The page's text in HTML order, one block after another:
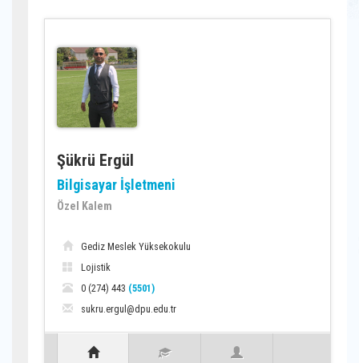
Şükrü Ergül
Bilgisayar İşletmeni
Özel Kalem
Gediz Meslek Yüksekokulu
Lojistik
0 (274) 443 (5501)
sukru.ergul@dpu.edu.tr